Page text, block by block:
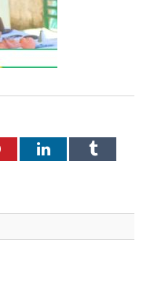
PinterestLinkedInTumblr